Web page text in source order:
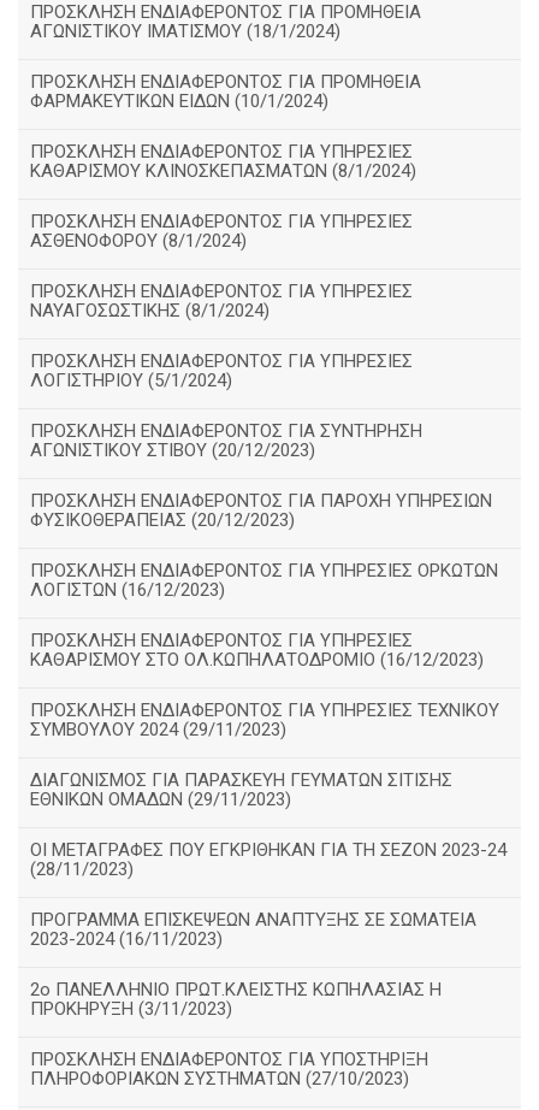
ΠΡΟΣΚΛΗΣΗ ΕΝΔΙΑΦΕΡΟΝΤΟΣ ΓΙΑ ΠΡΟΜΗΘΕΙΑ
ΑΓΩΝΙΣΤΙΚΟΥ ΙΜΑΤΙΣΜΟΥ (18/1/2024)
ΠΡΟΣΚΛΗΣΗ ΕΝΔΙΑΦΕΡΟΝΤΟΣ ΓΙΑ ΠΡΟΜΗΘΕΙΑ
ΦΑΡΜΑΚΕΥΤΙΚΩΝ ΕΙΔΩΝ (10/1/2024)
ΠΡΟΣΚΛΗΣΗ ΕΝΔΙΑΦΕΡΟΝΤΟΣ ΓΙΑ ΥΠΗΡΕΣΙΕΣ
ΚΑΘΑΡΙΣΜΟΥ ΚΛΙΝΟΣΚΕΠΑΣΜΑΤΩΝ (8/1/2024)
ΠΡΟΣΚΛΗΣΗ ΕΝΔΙΑΦΕΡΟΝΤΟΣ ΓΙΑ ΥΠΗΡΕΣΙΕΣ
ΑΣΘΕΝΟΦΟΡΟΥ (8/1/2024)
ΠΡΟΣΚΛΗΣΗ ΕΝΔΙΑΦΕΡΟΝΤΟΣ ΓΙΑ ΥΠΗΡΕΣΙΕΣ
ΝΑΥΑΓΟΣΩΣΤΙΚΗΣ (8/1/2024)
ΠΡΟΣΚΛΗΣΗ ΕΝΔΙΑΦΕΡΟΝΤΟΣ ΓΙΑ ΥΠΗΡΕΣΙΕΣ
ΛΟΓΙΣΤΗΡΙΟΥ (5/1/2024)
ΠΡΟΣΚΛΗΣΗ ΕΝΔΙΑΦΕΡΟΝΤΟΣ ΓΙΑ ΣΥΝΤΗΡΗΣΗ
ΑΓΩΝΙΣΤΙΚΟΥ ΣΤΙΒΟΥ (20/12/2023)
ΠΡΟΣΚΛΗΣΗ ΕΝΔΙΑΦΕΡΟΝΤΟΣ ΓΙΑ ΠΑΡΟΧΗ ΥΠΗΡΕΣΙΩΝ
ΦΥΣΙΚΟΘΕΡΑΠΕΙΑΣ (20/12/2023)
ΠΡΟΣΚΛΗΣΗ ΕΝΔΙΑΦΕΡΟΝΤΟΣ ΓΙΑ ΥΠΗΡΕΣΙΕΣ ΟΡΚΩΤΩΝ
ΛΟΓΙΣΤΩΝ (16/12/2023)
ΠΡΟΣΚΛΗΣΗ ΕΝΔΙΑΦΕΡΟΝΤΟΣ ΓΙΑ ΥΠΗΡΕΣΙΕΣ
ΚΑΘΑΡΙΣΜΟΥ ΣΤΟ ΟΛ.ΚΩΠΗΛΑΤΟΔΡΟΜΙΟ (16/12/2023)
ΠΡΟΣΚΛΗΣΗ ΕΝΔΙΑΦΕΡΟΝΤΟΣ ΓΙΑ ΥΠΗΡΕΣΙΕΣ ΤΕΧΝΙΚΟΥ
ΣΥΜΒΟΥΛΟΥ 2024 (29/11/2023)
ΔΙΑΓΩΝΙΣΜΟΣ ΓΙΑ ΠΑΡΑΣΚΕΥΗ ΓΕΥΜΑΤΩΝ ΣΙΤΙΣΗΣ
ΕΘΝΙΚΩΝ ΟΜΑΔΩΝ (29/11/2023)
ΟΙ ΜΕΤΑΓΡΑΦΕΣ ΠΟΥ ΕΓΚΡΙΘΗΚΑΝ ΓΙΑ ΤΗ ΣΕΖΟΝ 2023-24
(28/11/2023)
ΠΡΟΓΡΑΜΜΑ ΕΠΙΣΚΕΨΕΩΝ ΑΝΑΠΤΥΞΗΣ ΣΕ ΣΩΜΑΤΕΙΑ
2023-2024 (16/11/2023)
2ο ΠΑΝΕΛΛΗΝΙΟ ΠΡΩΤ.ΚΛΕΙΣΤΗΣ ΚΩΠΗΛΑΣΙΑΣ Η
ΠΡΟΚΗΡΥΞΗ (3/11/2023)
ΠΡΟΣΚΛΗΣΗ ΕΝΔΙΑΦΕΡΟΝΤΟΣ ΓΙΑ ΥΠΟΣΤΗΡΙΞΗ
ΠΛΗΡΟΦΟΡΙΑΚΩΝ ΣΥΣΤΗΜΑΤΩΝ (27/10/2023)